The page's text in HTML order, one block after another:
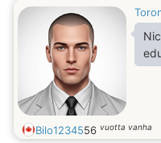
Bilo1234556 vuotta vanha